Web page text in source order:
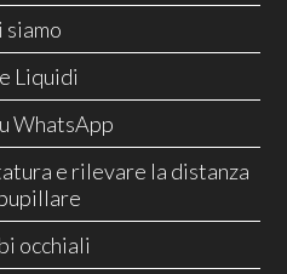
siamo
Liquidi
WhatsApp
e rilevare la distanza
occhiali